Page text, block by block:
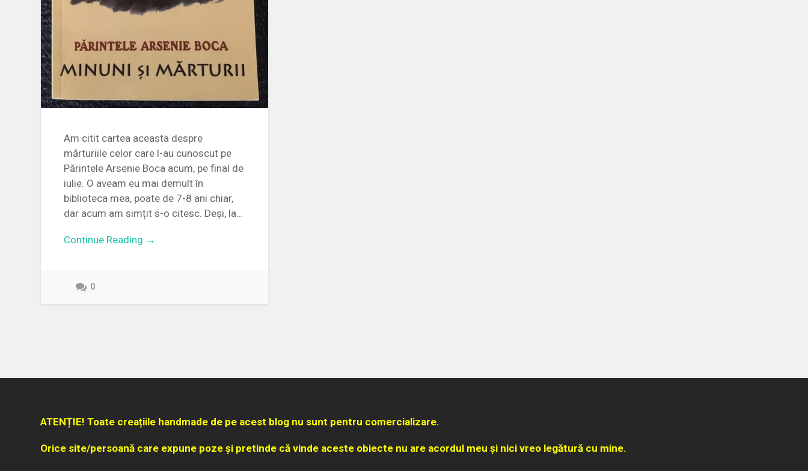
Am citit cartea aceasta despre
mărturiile celor care l-au cunoscut pe
Părintele Arsenie Boca acum, pe final de
iulie. O aveam eu mai demult în
biblioteca mea, poate de 7-8 ani chiar,
dar acum am simțit s-o citesc. Deși, la…
Continue Reading →
0
ATENȚIE! Toate creațiile handmade de pe acest blog nu sunt pentru comercializare.
Orice site/persoană care expune poze și pretinde că vinde aceste obiecte nu are acordul meu și nici vreo legătură cu mine.